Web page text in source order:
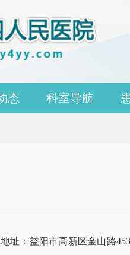
态 科室导航
地址：益阳市高新区金山路